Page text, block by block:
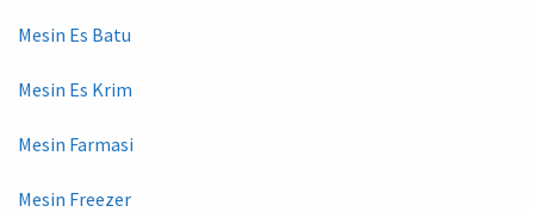
Mesin Es Batu
Mesin Es Krim
Mesin Farmasi
Mesin Freezer